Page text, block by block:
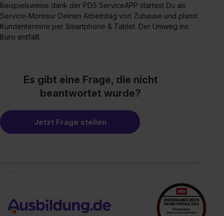
Beispielsweise dank der PDS ServiceAPP startest Du als
Service-Monteur Deinen Arbeitstag von Zuhause und planst
Kundentermine per Smartphone & Tablet. Der Umweg ins
Büro entfällt.
Es gibt eine Frage, die nicht
beantwortet wurde?
Jetzt Frage stellen